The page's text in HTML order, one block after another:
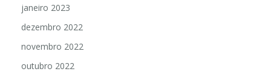
janeiro 2023
dezembro 2022
novembro 2022
outubro 2022